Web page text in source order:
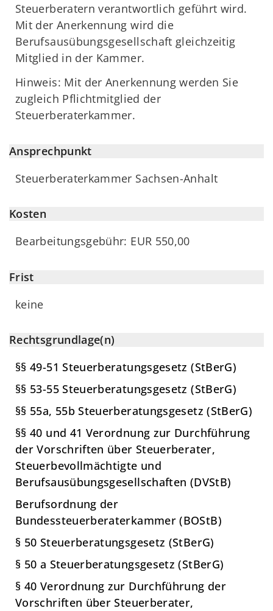
Steuerberatern verantwortlich geführt wird.
Mit der Anerkennung wird die
Berufsausübungsgesellschaft gleichzeitig
Mitglied in der Kammer.
Hinweis: Mit der Anerkennung werden Sie
zugleich Pflichtmitglied der
Steuerberaterkammer.
Ansprechpunkt
Steuerberaterkammer Sachsen-Anhalt
Kosten
Bearbeitungsgebühr: EUR 550,00
Frist
keine
Rechtsgrundlage(n)
§§ 49-51 Steuerberatungsgesetz (StBerG)
§§ 53-55 Steuerberatungsgesetz (StBerG)
§§ 55a, 55b Steuerberatungsgesetz (StBerG)
§§ 40 und 41 Verordnung zur Durchführung
der Vorschriften über Steuerberater,
Steuerbevollmächtigte und
Berufsausübungsgesellschaften (DVStB)
Berufsordnung der
Bundessteuerberaterkammer (BOStB)
§ 50 Steuerberatungsgesetz (StBerG)
§ 50 a Steuerberatungsgesetz (StBerG)
§ 40 Verordnung zur Durchführung der
Vorschriften über Steuerberater,